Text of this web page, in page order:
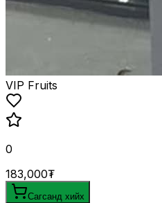
VIP Fruits
0
183,000₮
Сагсанд хийх